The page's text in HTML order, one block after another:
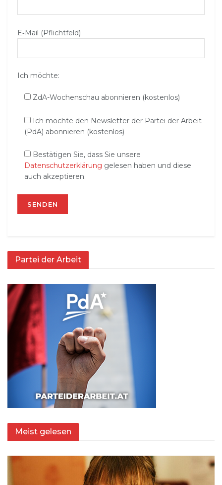
E‑Mail (Pflichtfeld)
Ich möchte:
ZdA-Wochenschau abonnieren (kostenlos)
Ich möchte den Newsletter der Partei der Arbeit
(PdA) abonnieren (kostenlos)
Bestätigen Sie, dass Sie unsere
Datenschutzerklärung gelesen haben und diese
auch akzeptieren.
Partei der Arbeit
Meist gelesen